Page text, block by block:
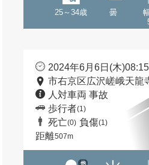
25～34歳 曇
2024年6月6日(木)08:15
市右京区広沢嵯峨天龍
人対車両 事故
歩行者(1)
死亡(0) 負傷(1)
距離507m
他